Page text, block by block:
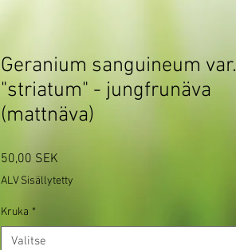
Geranium sanguineum var.
"striatum" - jungfrunäva
(mattnäva)
50,00 SEK
ALV Sisällytetty
Kruka *
Valitse